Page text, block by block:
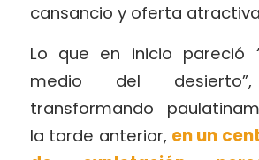
cansancio y oferta
Lo que en inicio pareció
medio del
transformando
la tarde anterior, en un